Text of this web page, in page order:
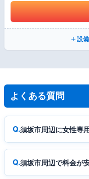
設
よくある質問
須坂市周辺に女性専
須坂市周辺で料金が